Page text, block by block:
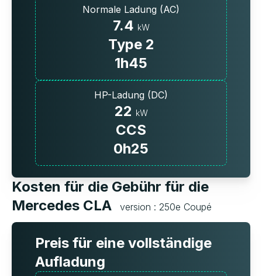
Normale Ladung (AC)
7.4 kW
Type 2
1h45
HP-Ladung (DC)
22 kW
CCS
0h25
Kosten für die Gebühr für die
Mercedes CLA
version : 250e Coupé
Preis für eine vollständige
Aufladung